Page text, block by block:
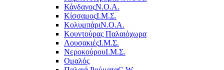
ΚάνδανοςΝ.Ο.Α.
ΚίσσαμοςΙ.Μ.Σ.
ΚολυμπάριΝ.Ο.Α.
Κουντούρας Παλαιόχωρα
ΛουσακιέςΙ.Μ.Σ.
ΝεροκούρουΙ.Μ.Σ.
Ομαλός